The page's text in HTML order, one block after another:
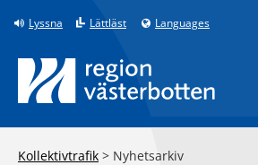
Till innehåll på sidan
Lyssna Lättläst Languages
Kollektivtrafik > Nyhetsarkiv